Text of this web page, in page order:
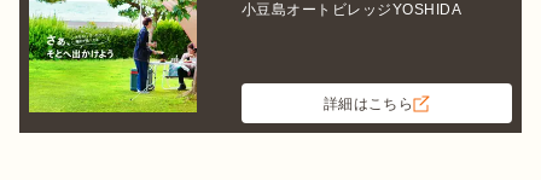
小豆島オートビレッジYOSHIDA
詳細はこちら